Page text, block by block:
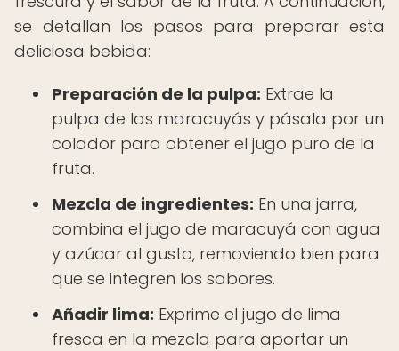
se detallan los pasos para preparar esta
deliciosa bebida:
Preparación de la pulpa: Extrae la
pulpa de las maracuyás y pásala por un
colador para obtener el jugo puro de la
fruta.
Mezcla de ingredientes: En una jarra,
combina el jugo de maracuyá con agua
y azúcar al gusto, removiendo bien para
que se integren los sabores.
Añadir lima: Exprime el jugo de lima
fresca en la mezcla para aportar un